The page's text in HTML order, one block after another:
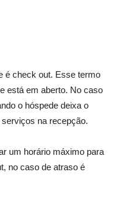
é check out. Esse termo
está em aberto. No caso
o hóspede deixa o
na recepção.
um horário máximo para
no caso de atraso é